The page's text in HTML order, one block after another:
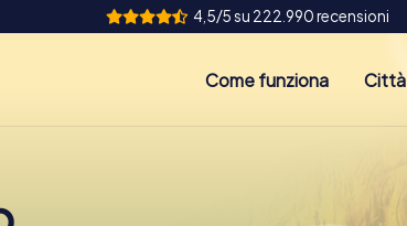
4,5/5 su 222.990 recensioni
Come funziona Città